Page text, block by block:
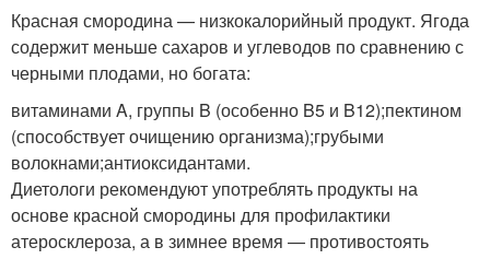
Красная смородина — низкокалорийный продукт. Ягода
содержит меньше сахаров и углеводов по сравнению с
черными плодами, но богата:
витаминами A, группы B (особенно B5 и B12);пектином
(способствует очищению организма);грубыми
волокнами;антиоксидантами.
Диетологи рекомендуют употреблять продукты на
основе красной смородины для профилактики
атеросклероза, а в зимнее время — противостоять